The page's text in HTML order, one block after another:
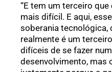
“E tem um terceiro
mais difícil. E aqui,
soberania
realmente é um
difíceis de se fazer
desenvolvimento, mas